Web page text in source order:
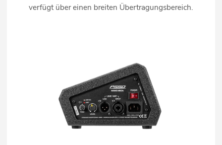
verfügt über einen breiten Übertragungsbereich.